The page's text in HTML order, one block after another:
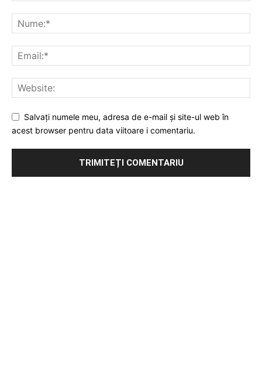
Salvați numele meu, adresa de e-mail și site-ul web în
acest browser pentru data viitoare i comentariu.